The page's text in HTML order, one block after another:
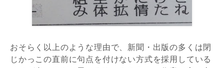
おそらく以上のような理由で、新聞・出版の多くは閉
じかっこの直前に句点を付けない方式を採用している